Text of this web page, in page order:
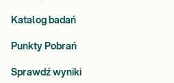
Katalog badań
Punkty Pobrań
Sprawdź wyniki